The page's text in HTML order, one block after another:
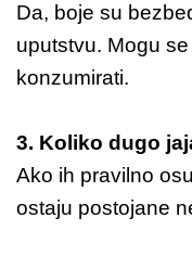
Da, boje su
uputstvu. Mogu
konzumirati.
3. Koliko dugo
Ako ih pravilno
ostaju postojane